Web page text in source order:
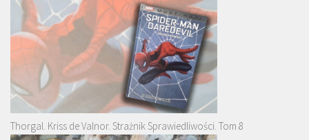
Thorgal. Kriss de Valnor. Strażnik Sprawiedliwości. Tom 8